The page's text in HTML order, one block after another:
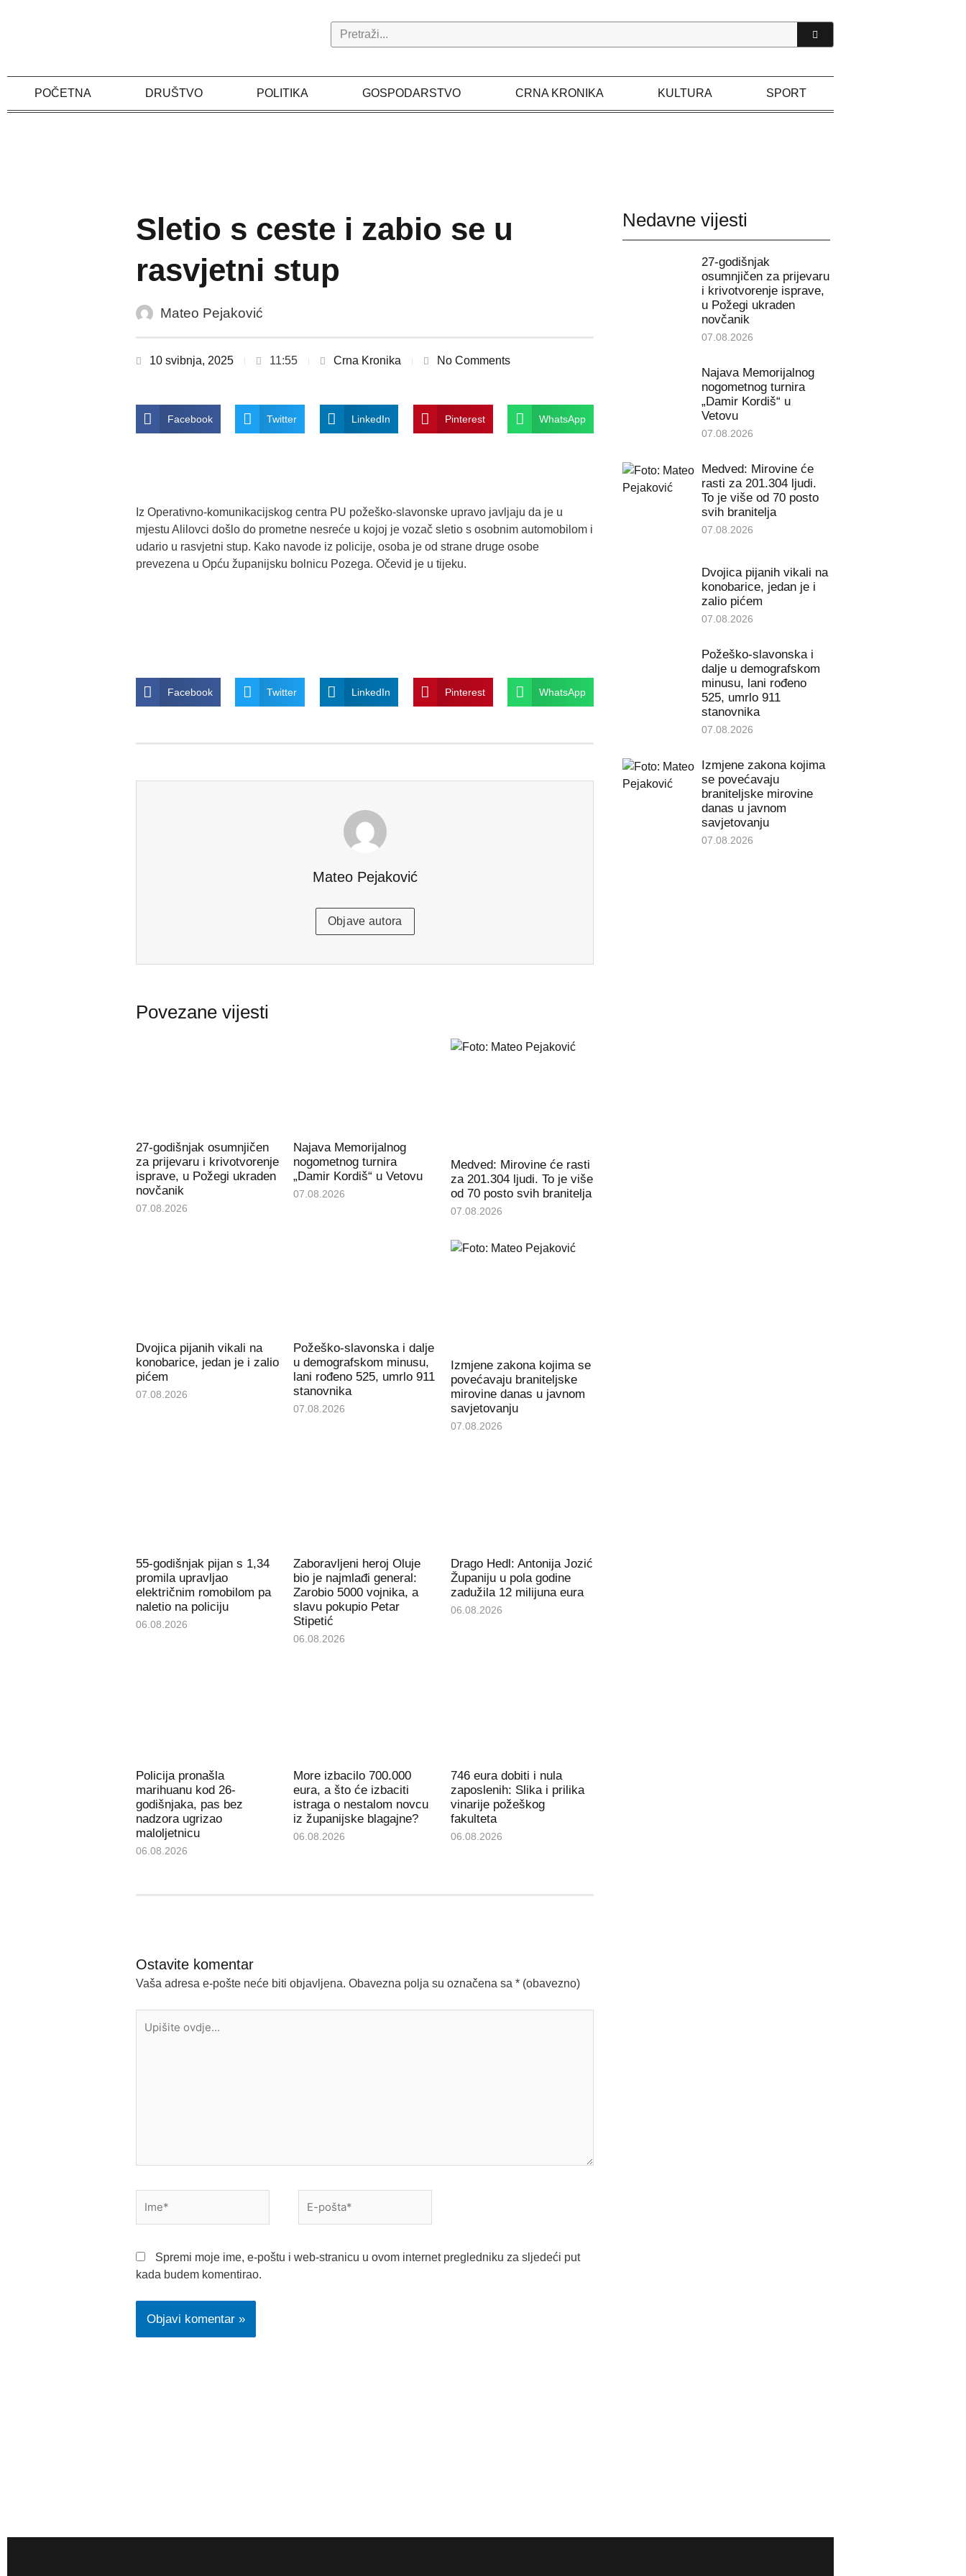
Search
POČETNA DRUŠTVO POLITIKA GOSPODARSTVO CRNA KRONIKA KULTURA SPORT
Sletio s ceste i zabio se u
rasvjetni stup
Mateo Pejaković
10 svibnja, 2025 11:55 Crna Kronika No Comments
Facebook Twitter LinkedIn Pinterest WhatsApp
Iz Operativno-komunikacijskog centra PU požeško-slavonske upravo javljaju da je u
mjestu Alilovci došlo do prometne nesreće u kojoj je vozač sletio s osobnim automobilom i
udario u rasvjetni stup. Kako navode iz policije, osoba je od strane druge osobe
prevezena u Opću županijsku bolnicu Pozega. Očevid je u tijeku.
Facebook Twitter LinkedIn Pinterest WhatsApp
Mateo Pejaković
Objave autora
Povezane vijesti
27-godišnjak osumnjičen
za prijevaru i krivotvorenje
isprave, u Požegi ukraden
novčanik
07.08.2026
Najava Memorijalnog
nogometnog turnira
„Damir Kordiš“ u Vetovu
07.08.2026
Medved: Mirovine će rasti
za 201.304 ljudi. To je više
od 70 posto svih branitelja
07.08.2026
Dvojica pijanih vikali na
konobarice, jedan je i zalio
pićem
07.08.2026
Požeško-slavonska i dalje
u demografskom minusu,
lani rođeno 525, umrlo 911
stanovnika
07.08.2026
Izmjene zakona kojima se
povećavaju braniteljske
mirovine danas u javnom
savjetovanju
07.08.2026
55-godišnjak pijan s 1,34
promila upravljao
električnim romobilom pa
naletio na policiju
06.08.2026
Zaboravljeni heroj Oluje
bio je najmlađi general:
Zarobio 5000 vojnika, a
slavu pokupio Petar
Stipetić
06.08.2026
Drago Hedl: Antonija Jozić
Županiju u pola godine
zadužila 12 milijuna eura
06.08.2026
Policija pronašla
marihuanu kod 26-
godišnjaka, pas bez
nadzora ugrizao
maloljetnicu
06.08.2026
More izbacilo 700.000
eura, a što će izbaciti
istraga o nestalom novcu
iz županijske blagajne?
06.08.2026
746 eura dobiti i nula
zaposlenih: Slika i prilika
vinarije požeškog
fakulteta
06.08.2026
Ostavite komentar
Vaša adresa e-pošte neće biti objavljena. Obavezna polja su označena sa * (obavezno)
ovdje...
pošta*
Spremi moje ime, e-poštu i web-stranicu u ovom internet pregledniku za sljedeći put
kada budem komentirao.
Nedavne vijesti
27-godišnjak
osumnjičen za prijevaru
i krivotvorenje isprave,
u Požegi ukraden
novčanik
07.08.2026
Najava Memorijalnog
nogometnog turnira
„Damir Kordiš“ u
Vetovu
07.08.2026
Medved: Mirovine će
rasti za 201.304 ljudi.
To je više od 70 posto
svih branitelja
07.08.2026
Dvojica pijanih vikali na
konobarice, jedan je i
zalio pićem
07.08.2026
Požeško-slavonska i
dalje u demografskom
minusu, lani rođeno
525, umrlo 911
stanovnika
07.08.2026
Izmjene zakona kojima
se povećavaju
braniteljske mirovine
danas u javnom
savjetovanju
07.08.2026